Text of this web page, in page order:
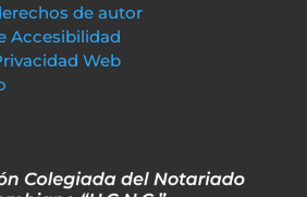
de autor
Accesibilidad
Web